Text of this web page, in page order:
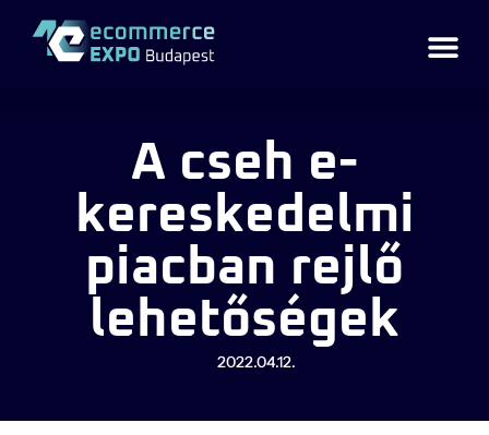
A cseh e-
kereskedelmi
piacban rejlő
lehetőségek
2022.04.12.